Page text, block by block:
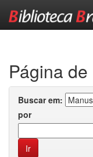
Página
Buscar em:
por